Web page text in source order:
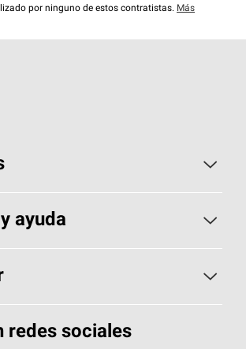
por ninguno de estos contratistas. Más
contratista
para techos
ayuda
sobre techos
de diseño y color
GET-PINK®
redes sociales